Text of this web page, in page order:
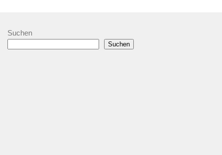
Suchen
Suchen